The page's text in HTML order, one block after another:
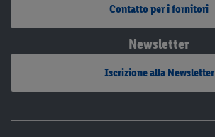
Contatto per i fornitori
Newsletter
Iscrizione alla Newsletter